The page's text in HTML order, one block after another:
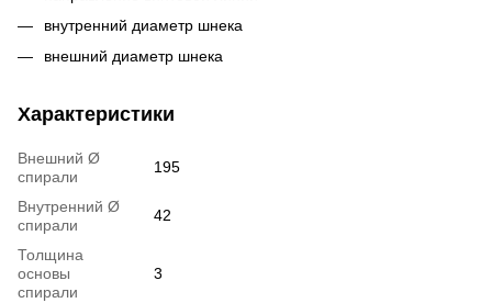
внутренний диаметр шнека
внешний диаметр шнека
Характеристики
Внешний Ø
спирали
195
Внутренний Ø
спирали
42
Толщина
основы
спирали
3